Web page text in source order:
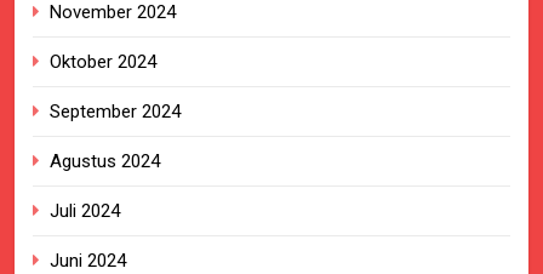
November 2024
Oktober 2024
September 2024
Agustus 2024
Juli 2024
Juni 2024